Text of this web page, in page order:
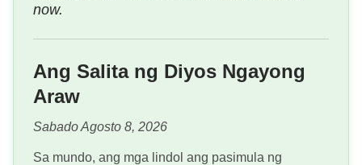
now.
Ang Salita ng Diyos Ngayong
Araw
Sabado Agosto 8, 2026
Sa mundo, ang mga lindol ang pasimula ng